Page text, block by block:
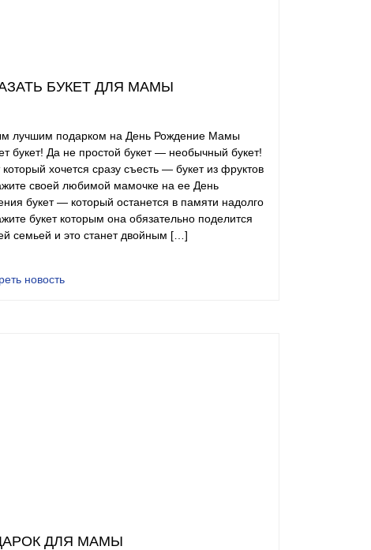
БУКЕТ ДЛЯ МАМЫ
лучшим подарком на День Рождение Мамы
букет! Да не простой букет — необычный букет!
который хочется сразу съесть — букет из фруктов
своей любимой мамочке на ее День
букет — который останется в памяти надолго
букет которым она обязательно поделится
семьей и это станет двойным […]
новость
ДЛЯ МАМЫ